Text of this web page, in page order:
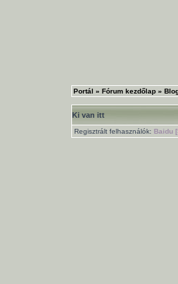
Portál » Fórum kezdőlap »
Ki van itt
Regisztrált felhasználók: Baidu